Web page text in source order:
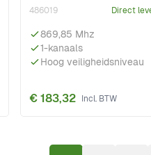
486019 Direct
869,85 Mhz
1-kanaals
Hoog veiligheidsniveau
€ 183,32